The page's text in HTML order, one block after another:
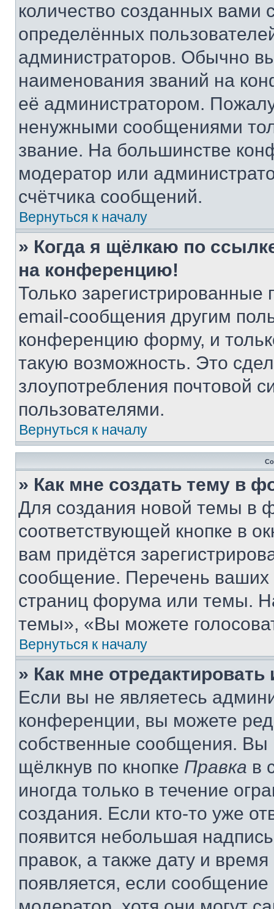
количество созданных
определённых
администраторов. Обычно
наименования званий на
её администратором.
ненужными сообщениями
звание. На большинстве
модератор или
счётчика сообщений.
Вернуться к началу
» Когда я щёлкаю по
на конференцию!
Только зарегистрированные
email-сообщения другим
конференцию форму, и
такую возможность. Это
злоупотребления почтовой
пользователями.
Вернуться к началу
» Как мне создать тему в
Для создания новой темы в
соответствующей кнопке в
вам придётся
сообщение. Перечень ваших
страниц форума или темы.
темы», «Вы можете
Вернуться к началу
» Как мне
Если вы не являетесь
конференции, вы можете
собственные сообщения. Вы
щёлкнув по кнопке Правка в
иногда только в течение
создания. Если кто-то уже
появится небольшая
правок, а также дату и
появляется, если